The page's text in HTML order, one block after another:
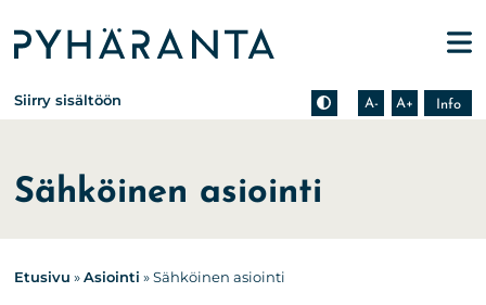
Etusivu
Siirry sisältöön A-
Pienennä tekstin kokoa
A+
Suurenna tekstin kokoa
Info
Tietoa zoomauksesta
Sähköinen asiointi
Etusivu »Asiointi »Sähköinen asiointi